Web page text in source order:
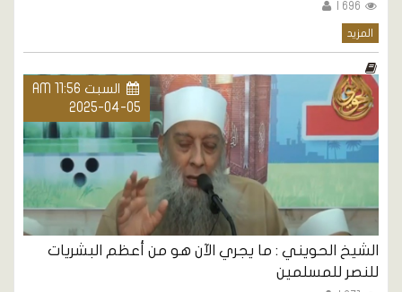
المزيد
السبت AM 11:56
2025-04-05
الشيخ الحويني : ما يجري الآن هو من أعظم البشريات
للنصر للمسلمين